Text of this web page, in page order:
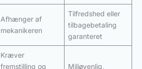
Afhænger af
mekanikeren
Tilfredshed eller
tilbagebetaling
garanteret
Kræver
fremstilling og
Miljøvenlig,